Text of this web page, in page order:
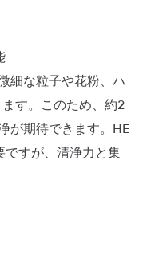
細な粒子や花粉、ハ
す。このため、約2
が期待できます。HE
ですが、清浄力と集